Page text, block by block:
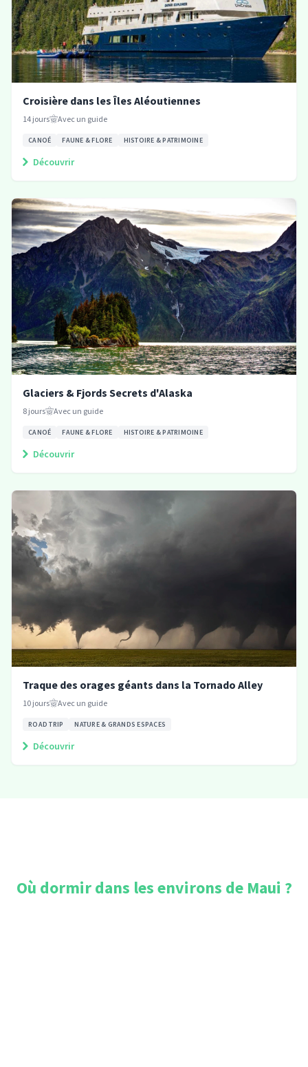
Croisière dans les Îles Aléoutiennes
14 jours Avec un guide
CANOÉ FAUNE & FLORE HISTOIRE & PATRIMOINE
Découvrir
Glaciers & Fjords Secrets d'Alaska
8 jours Avec un guide
CANOÉ FAUNE & FLORE HISTOIRE & PATRIMOINE
Découvrir
Traque des orages géants dans la Tornado Alley
10 jours Avec un guide
ROAD TRIP NATURE & GRANDS ESPACES
Découvrir
Où dormir dans les environs de Maui ?